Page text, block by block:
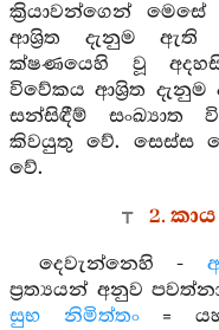
ක්‍රියාවන්ගෙන්
ආශ්‍රිත දැනුම ඇති
ක්ෂණයෙහි වූ
විවේකය ආශ්‍රිත
සන්සිඳීම් සංඛ්‍යාත
කිවයුතු වේ. සෙස්ස
වේ.
2.
දෙවැන්නෙහි -
ප්‍රත්‍යයන් අනුව
සුභ නිමිත්තං=